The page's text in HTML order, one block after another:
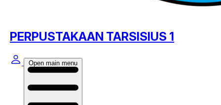
PERPUSTAKAAN TARSISIUS 1
Open main menu